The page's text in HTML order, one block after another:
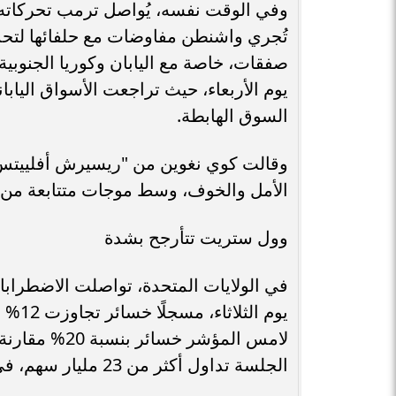
تُجري واشنطن مفاوضات مع حلفائها
صفقات، خاصة مع اليابان وكوريا
السوق الهابطة.
وقالت كوي نغوين من "ريسيرش
الأمل والخوف، وسط موجات متتابعة من
وول ستريت تتأرجح بشدة
لامس
الجلسة تداول أكثر من 23 مليار سهم، في واحدة من أكثر الأيام ازدحامًا منذ سنوات.